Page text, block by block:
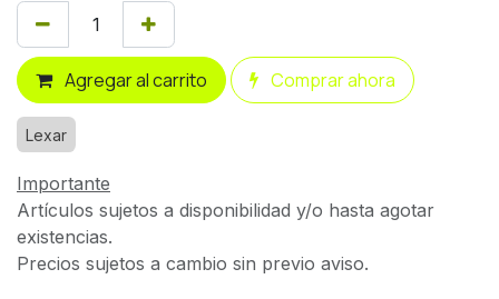
Agregar al carrito Comprar ahora
Lexar
Importante
Artículos sujetos a disponibilidad y/o hasta agotar
existencias.
Precios sujetos a cambio sin previo aviso.